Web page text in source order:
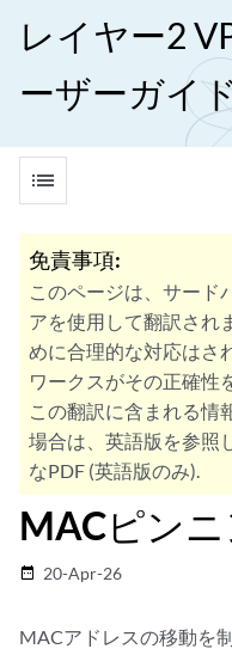
レイヤー2
ーザーガイ
list
免責事項:
このページは、サード
アを使用して翻訳され
めに合理的な対応はさ
ワークスがその正確性
この翻訳に含まれる情
場合は、英語版を参照
なPDF (英語版のみ).
MACピン
date_range 20-Apr-26
MACアドレスの移動を